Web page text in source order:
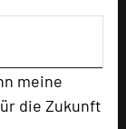
meine
die Zukunft
24